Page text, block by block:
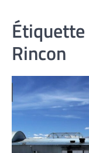
Étiquette
Rincon